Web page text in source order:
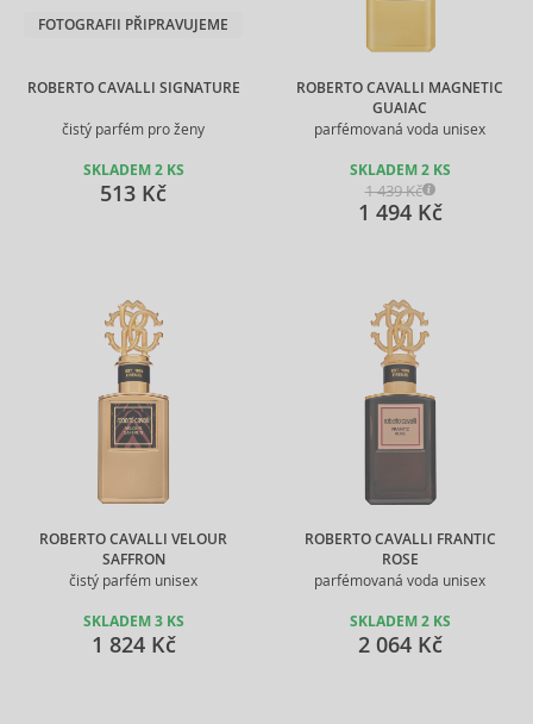
ROBERTO CAVALLI SIGNATURE
čistý parfém pro ženy
FOTOGRAFII PŘIPRAVUJEME
SKLADEM 2 KS
513 Kč
ROBERTO CAVALLI MAGNETIC
GUAIAC
parfémovaná voda unisex
SKLADEM 2 KS
1 439 Kč
1 494 Kč
ROBERTO CAVALLI VELOUR
SAFFRON
čistý parfém unisex
SKLADEM 3 KS
1 824 Kč
ROBERTO CAVALLI FRANTIC
ROSE
parfémovaná voda unisex
SKLADEM 2 KS
2 064 Kč